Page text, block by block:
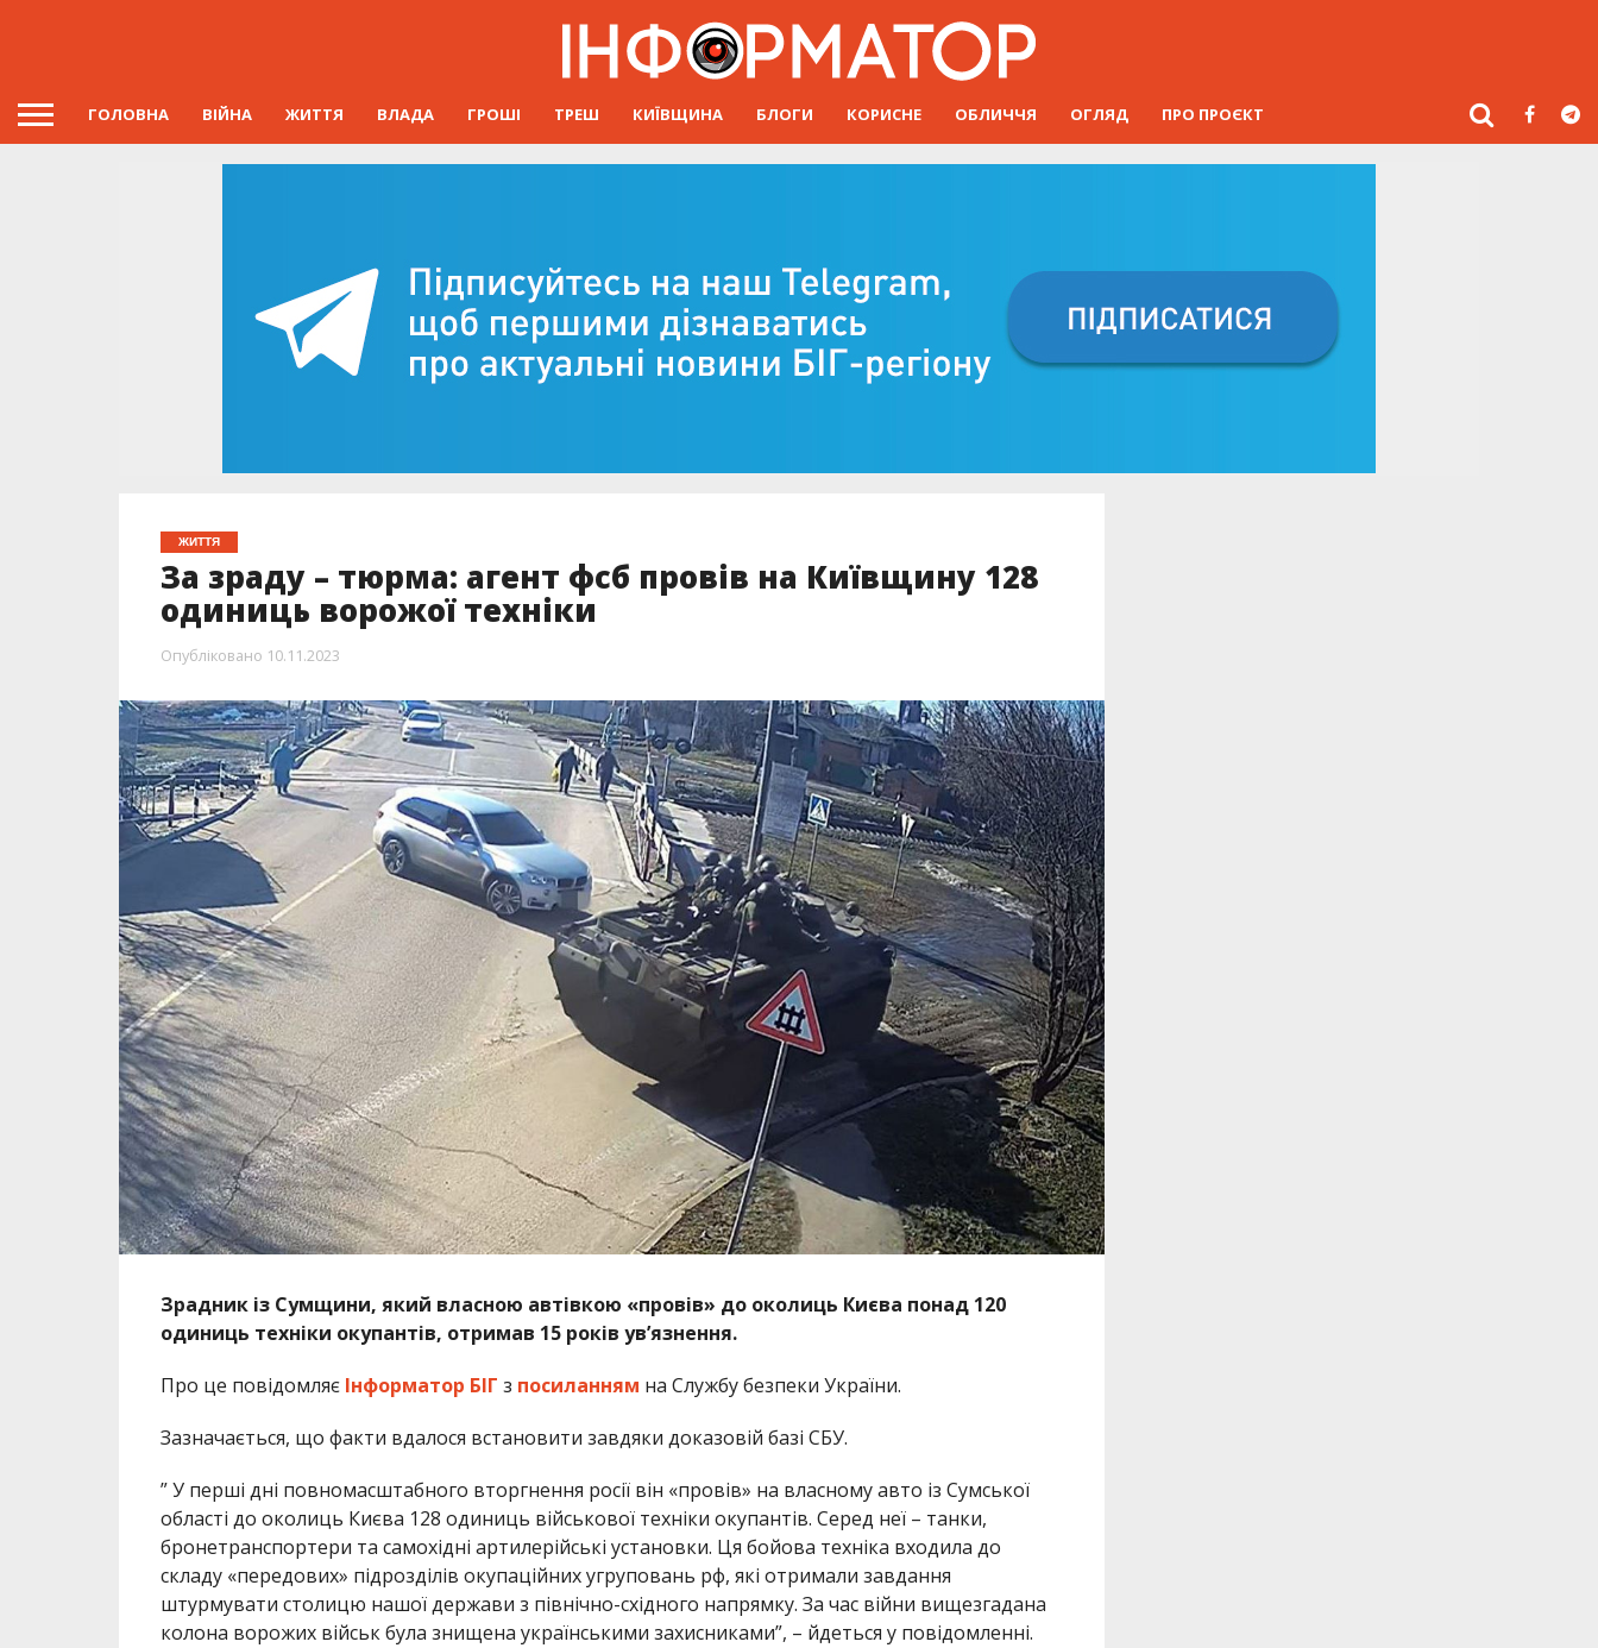
ГОЛОВНА ВІЙНА ЖИТТЯ ВЛАДА ГРОШІ ТРЕШ КИЇВЩИНА БЛОГИ КОРИСНЕ ОБЛИЧЧЯ ОГЛЯД ПРО ПРОЄКТ
ЖИТТЯ
За зраду – тюрма: агент фсб провів на Київщину 128
одиниць ворожої техніки
Опубліковано 10.11.2023
Зрадник із Сумщини, який власною автівкою «провів» до околиць Києва понад 120
одиниць техніки окупантів, отримав 15 років ув’язнення.
Про це повідомляє Інформатор БІГ з посиланням на Службу безпеки України.
Зазначається, що факти вдалося встановити завдяки доказовій базі СБУ.
” У перші дні повномасштабного вторгнення росії він «провів» на власному авто із Сумської
області до околиць Києва 128 одиниць військової техніки окупантів. Серед неї – танки,
бронетранспортери та самохідні артилерійські установки. Ця бойова техніка входила до
складу «передових» підрозділів окупаційних угруповань рф, які отримали завдання
штурмувати столицю нашої держави з північно-східного напрямку. За час війни вищезгадана
колона ворожих військ була знищена українськими захисниками”, – йдеться у повідомленні.